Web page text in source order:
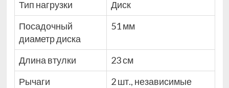
Тип нагрузки
Диск
Посадочный
диаметр диска
51 мм
Длина втулки
23 см
Рычаги
2 шт., независимые